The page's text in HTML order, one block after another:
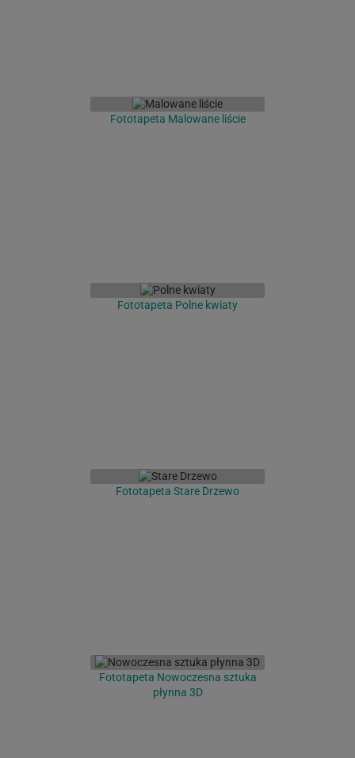
Fototapeta Malowane liście
Fototapeta Polne kwiaty
Fototapeta Stare Drzewo
Fototapeta Nowoczesna sztuka
płynna 3D